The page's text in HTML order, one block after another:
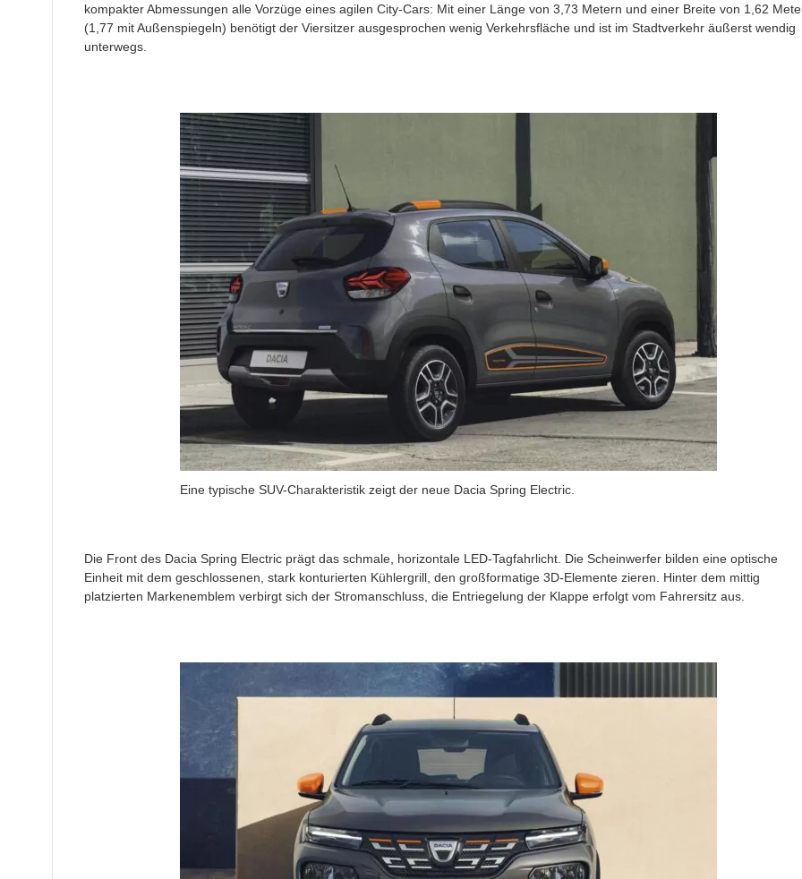
kompakter Abmessungen alle Vorzüge eines agilen City-Cars: Mit einer Länge von 3,73 Metern und einer Breite von 1,62
(1,77 mit Außenspiegeln) benötigt der Viersitzer ausgesprochen wenig Verkehrsfläche und ist im Stadtverkehr äußerst wendig
unterwegs.
Eine typische SUV-Charakteristik zeigt der neue Dacia Spring Electric.
Die Front des Dacia Spring Electric prägt das schmale, horizontale LED-Tagfahrlicht. Die Scheinwerfer bilden eine optische
Einheit mit dem geschlossenen, stark konturierten Kühlergrill, den großformatige 3D-Elemente zieren. Hinter dem mittig
platzierten Markenemblem verbirgt sich der Stromanschluss, die Entriegelung der Klappe erfolgt vom Fahrersitz aus.